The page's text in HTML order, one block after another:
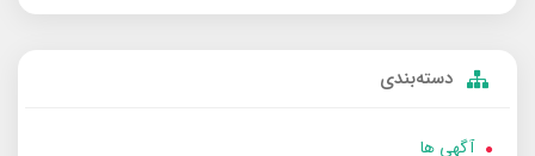
دسته‌بندی
آگهی ها